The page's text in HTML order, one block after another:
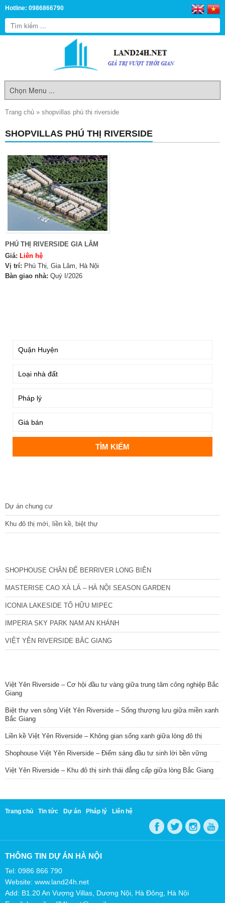
Hotline: 0986866790
Trang chủ » shopvillas phú thị riverside
SHOPVILLAS PHÚ THỊ RIVERSIDE
PHÚ THỊ RIVERSIDE GIA LÂM
Giá: Liên hệ
Vị trí: Phú Thị, Gia Lâm, Hà Nội
Bàn giao nhà: Quý I/2026
Dự án chung cư
Khu đô thị mới, liền kề, biệt thự
SHOPHOUSE CHÂN ĐẾ BERRIVER LONG BIÊN
MASTERISE CAO XÀ LÁ – HÀ NỘI SEASON GARDEN
ICONIA LAKESIDE TỐ HỮU MIPEC
IMPERIA SKY PARK NAM AN KHÁNH
VIỆT YÊN RIVERSIDE BẮC GIANG
Việt Yên Riverside – Cơ hội đầu tư vàng giữa trung tâm công nghiệp Bắc
Giang
Biệt thự ven sông Việt Yên Riverside – Sống thượng lưu giữa miền xanh
Bắc Giang
Liền kề Việt Yên Riverside – Không gian sống xanh giữa lòng đô thị
Shophouse Việt Yên Riverside – Điểm sáng đầu tư sinh lời bền vững
Việt Yên Riverside – Khu đô thị sinh thái đẳng cấp giữa lòng Bắc Giang
Trang chủ Tin tức Dự án Pháp lý Liên hệ
THÔNG TIN DỰ ÁN HÀ NỘI
Tel: 0986 866 790
Website: www.land24h.net
Add: B1.20 An Vượng Villas, Dương Nội, Hà Đông, Hà Nội